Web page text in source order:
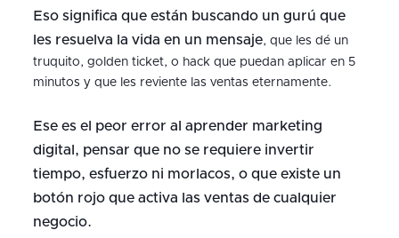
Eso significa que están buscando un gurú que
les resuelva la vida en un mensaje, que les dé un
truquito, golden ticket, o hack que puedan aplicar en 5
minutos y que les reviente las ventas eternamente.
Ese es el peor error al aprender marketing
digital, pensar que no se requiere invertir
tiempo, esfuerzo ni morlacos, o que existe un
botón rojo que activa las ventas de cualquier
negocio.